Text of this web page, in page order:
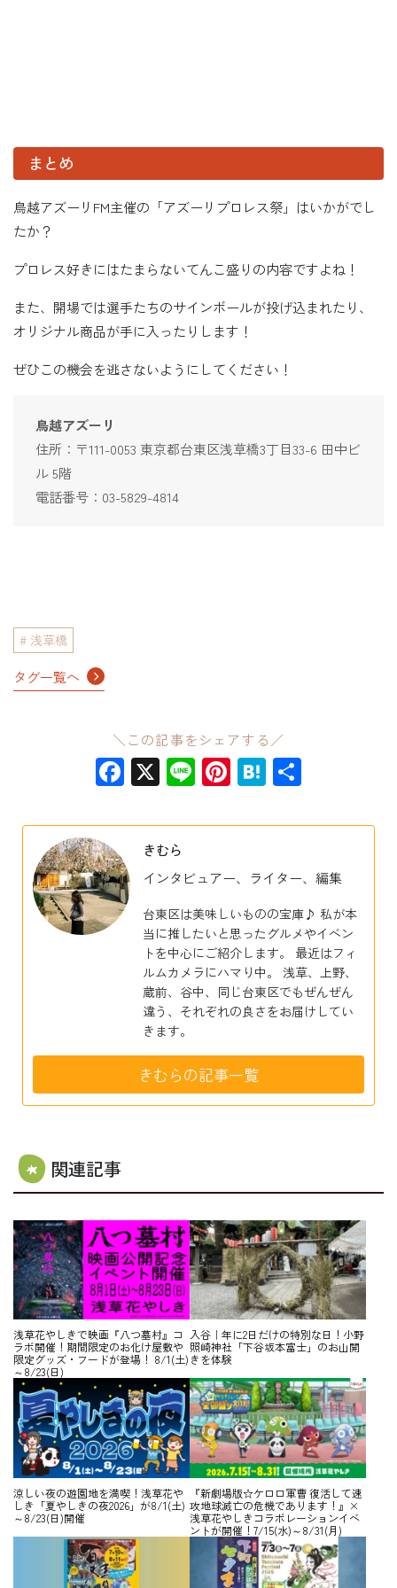
まとめ
鳥越アズーリFM主催の「アズーリプロレス祭」はいかがでし
たか？
プロレス好きにはたまらないてんこ盛りの内容ですよね！
また、開場では選手たちのサインボールが投げ込まれたり、
オリジナル商品が手に入ったりします！
ぜひこの機会を逃さないようにしてください！
鳥越アズーリ
住所：〒111-0053 東京都台東区浅草橋3丁目33-6 田中ビ
ル 5階
電話番号：03-5829-4814
浅草橋
タグ一覧へ
＼この記事をシェアする／
Facebook
X LinePinterest
Hatena
きむら
インタビュアー、ライター、編集
台東区は美味しいものの宝庫♪ 私が本
当に推したいと思ったグルメやイベン
トを中心にご紹介します。 最近はフィ
ルムカメラにハマり中。 浅草、上野、
蔵前、谷中、同じ台東区でもぜんぜん
違う、それぞれの良さをお届けしてい
きます。
きむらの記事一覧
関連記事
浅草花やしきで映画『八つ墓村』コ
ラボ開催！期間限定のお化け屋敷や
限定グッズ・フードが登場！ 8/1(土)
～8/23(日)
入谷｜年に2日だけの特別な日！小野
照崎神社「下谷坂本富士」のお山開
きを体験
涼しい夜の遊園地を満喫！浅草花や
しき「夏やしきの夜2026」が8/1(土)
～8/23(日)開催
『新劇場版☆ケロロ軍曹 復活して速
攻地球滅亡の危機であります！』×
浅草花やしきコラボレーションイベ
ントが開催！7/15(水)～8/31(月)